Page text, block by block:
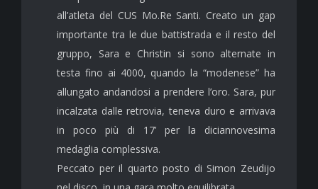
all’atleta del CUS Mo.Re Santi. Creato un gap
importante tra le due battistrada e il resto del
gruppo, Sara e Christin si sono alternate in
testa fino ai 4000, quando la “modenese” ha
allungato andandosi a prendere l’oro. Sara, pur
incalzata dalle retrovia, teneva duro e arrivava
in poco più di 17’ per la diciannovesima
medaglia complessiva.
Peccato per il quarto posto di Simon Zeudijo